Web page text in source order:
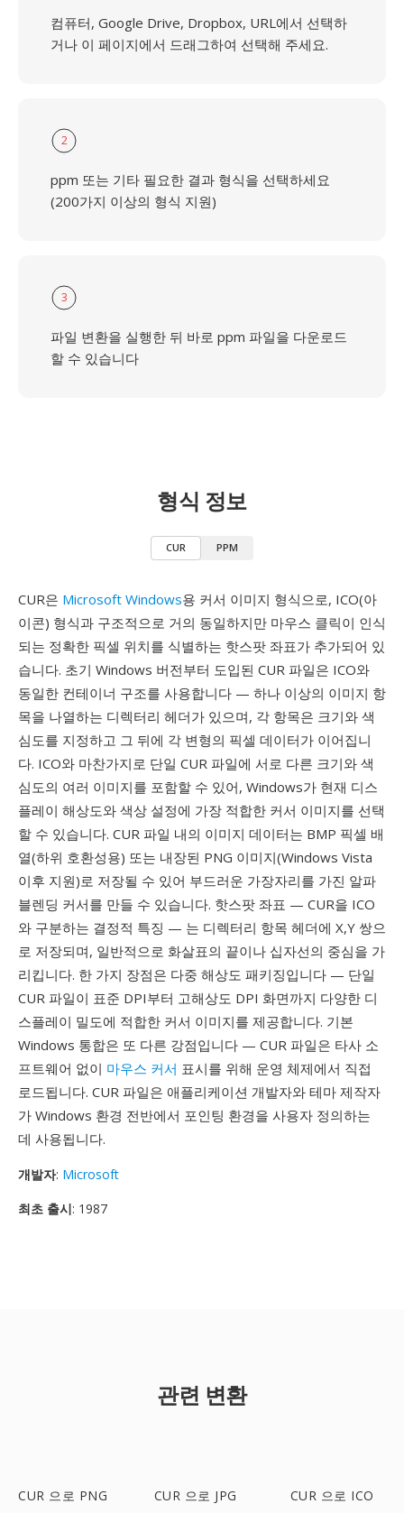
컴퓨터, Google Drive, Dropbox, URL에서 선택하
거나 이 페이지에서 드래그하여 선택해 주세요.
2
ppm 또는 기타 필요한 결과 형식을 선택하세요
(200가지 이상의 형식 지원)
3
파일 변환을 실행한 뒤 바로 ppm 파일을 다운로드
할 수 있습니다
형식 정보
CUR PPM
CUR은 Microsoft Windows용 커서 이미지 형식으로, ICO(아
이콘) 형식과 구조적으로 거의 동일하지만 마우스 클릭이 인식
되는 정확한 픽셀 위치를 식별하는 핫스팟 좌표가 추가되어 있
습니다. 초기 Windows 버전부터 도입된 CUR 파일은 ICO와
동일한 컨테이너 구조를 사용합니다 — 하나 이상의 이미지 항
목을 나열하는 디렉터리 헤더가 있으며, 각 항목은 크기와 색
심도를 지정하고 그 뒤에 각 변형의 픽셀 데이터가 이어집니
다. ICO와 마찬가지로 단일 CUR 파일에 서로 다른 크기와 색
심도의 여러 이미지를 포함할 수 있어, Windows가 현재 디스
플레이 해상도와 색상 설정에 가장 적합한 커서 이미지를 선택
할 수 있습니다. CUR 파일 내의 이미지 데이터는 BMP 픽셀 배
열(하위 호환성용) 또는 내장된 PNG 이미지(Windows Vista
이후 지원)로 저장될 수 있어 부드러운 가장자리를 가진 알파
블렌딩 커서를 만들 수 있습니다. 핫스팟 좌표 — CUR을 ICO
와 구분하는 결정적 특징 — 는 디렉터리 항목 헤더에 X,Y 쌍으
로 저장되며, 일반적으로 화살표의 끝이나 십자선의 중심을 가
리킵니다. 한 가지 장점은 다중 해상도 패키징입니다 — 단일
CUR 파일이 표준 DPI부터 고해상도 DPI 화면까지 다양한 디
스플레이 밀도에 적합한 커서 이미지를 제공합니다. 기본
Windows 통합은 또 다른 강점입니다 — CUR 파일은 타사 소
프트웨어 없이 마우스 커서 표시를 위해 운영 체제에서 직접
로드됩니다. CUR 파일은 애플리케이션 개발자와 테마 제작자
가 Windows 환경 전반에서 포인팅 환경을 사용자 정의하는
데 사용됩니다.
개발자: Microsoft
최초 출시: 1987
관련 변환
CUR 으로 PNG CUR 으로 JPG CUR 으로 ICO